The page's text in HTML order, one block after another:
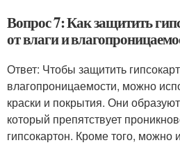
Вопрос 7: Как защитить
от влаги и
Ответ: Чтобы защитить
влагопроницаемости, можно
краски и покрытия. Они
который препятствует
гипсокартон. Кроме того, можно